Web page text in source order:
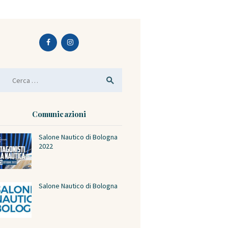
Comunicazioni
Salone Nautico di Bologna
2022
Salone Nautico di Bologna